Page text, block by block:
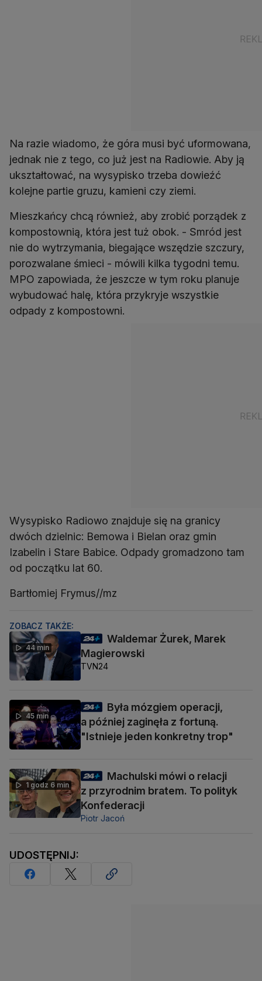
Na razie wiadomo, że góra musi być uformowana,
jednak nie z tego, co już jest na Radiowie. Aby ją
ukształtować, na wysypisko trzeba dowieźć
kolejne partie gruzu, kamieni czy ziemi.
Mieszkańcy chcą również, aby zrobić porządek z
kompostownią, która jest tuż obok. - Smród jest
nie do wytrzymania, biegające wszędzie szczury,
porozwalane śmieci - mówili kilka tygodni temu.
MPO zapowiada, że jeszcze w tym roku planuje
wybudować halę, która przykryje wszystkie
odpady z kompostowni.
Wysypisko Radiowo znajduje się na granicy
dwóch dzielnic: Bemowa i Bielan oraz gmin
Izabelin i Stare Babice. Odpady gromadzono tam
od początku lat 60.
Bartłomiej Frymus//mz
ZOBACZ TAKŻE:
44 min
Waldemar Żurek, Marek
Magierowski
TVN24
45 min
Była mózgiem operacji,
a później zaginęła z fortuną.
"Istnieje jeden konkretny trop"
1 godz 6 min
Machulski mówi o relacji
z przyrodnim bratem. To polityk
Konfederacji
Piotr Jacoń
UDOSTĘPNIJ: